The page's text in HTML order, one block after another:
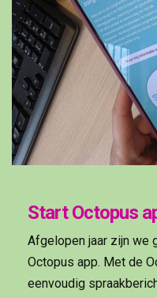
Start Octopus
Afgelopen jaar zijn we
Octopus app. Met de
eenvoudig